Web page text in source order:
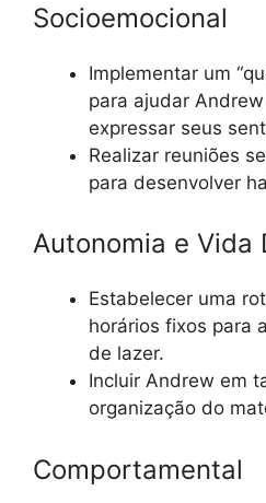
Socioemocional
Implementar um
para ajudar
expressar seus
Realizar reuniões
para desenvolver
Autonomia e Vida
Estabelecer uma
horários fixos para
de lazer.
Incluir Andrew em
organização do
Comportamental